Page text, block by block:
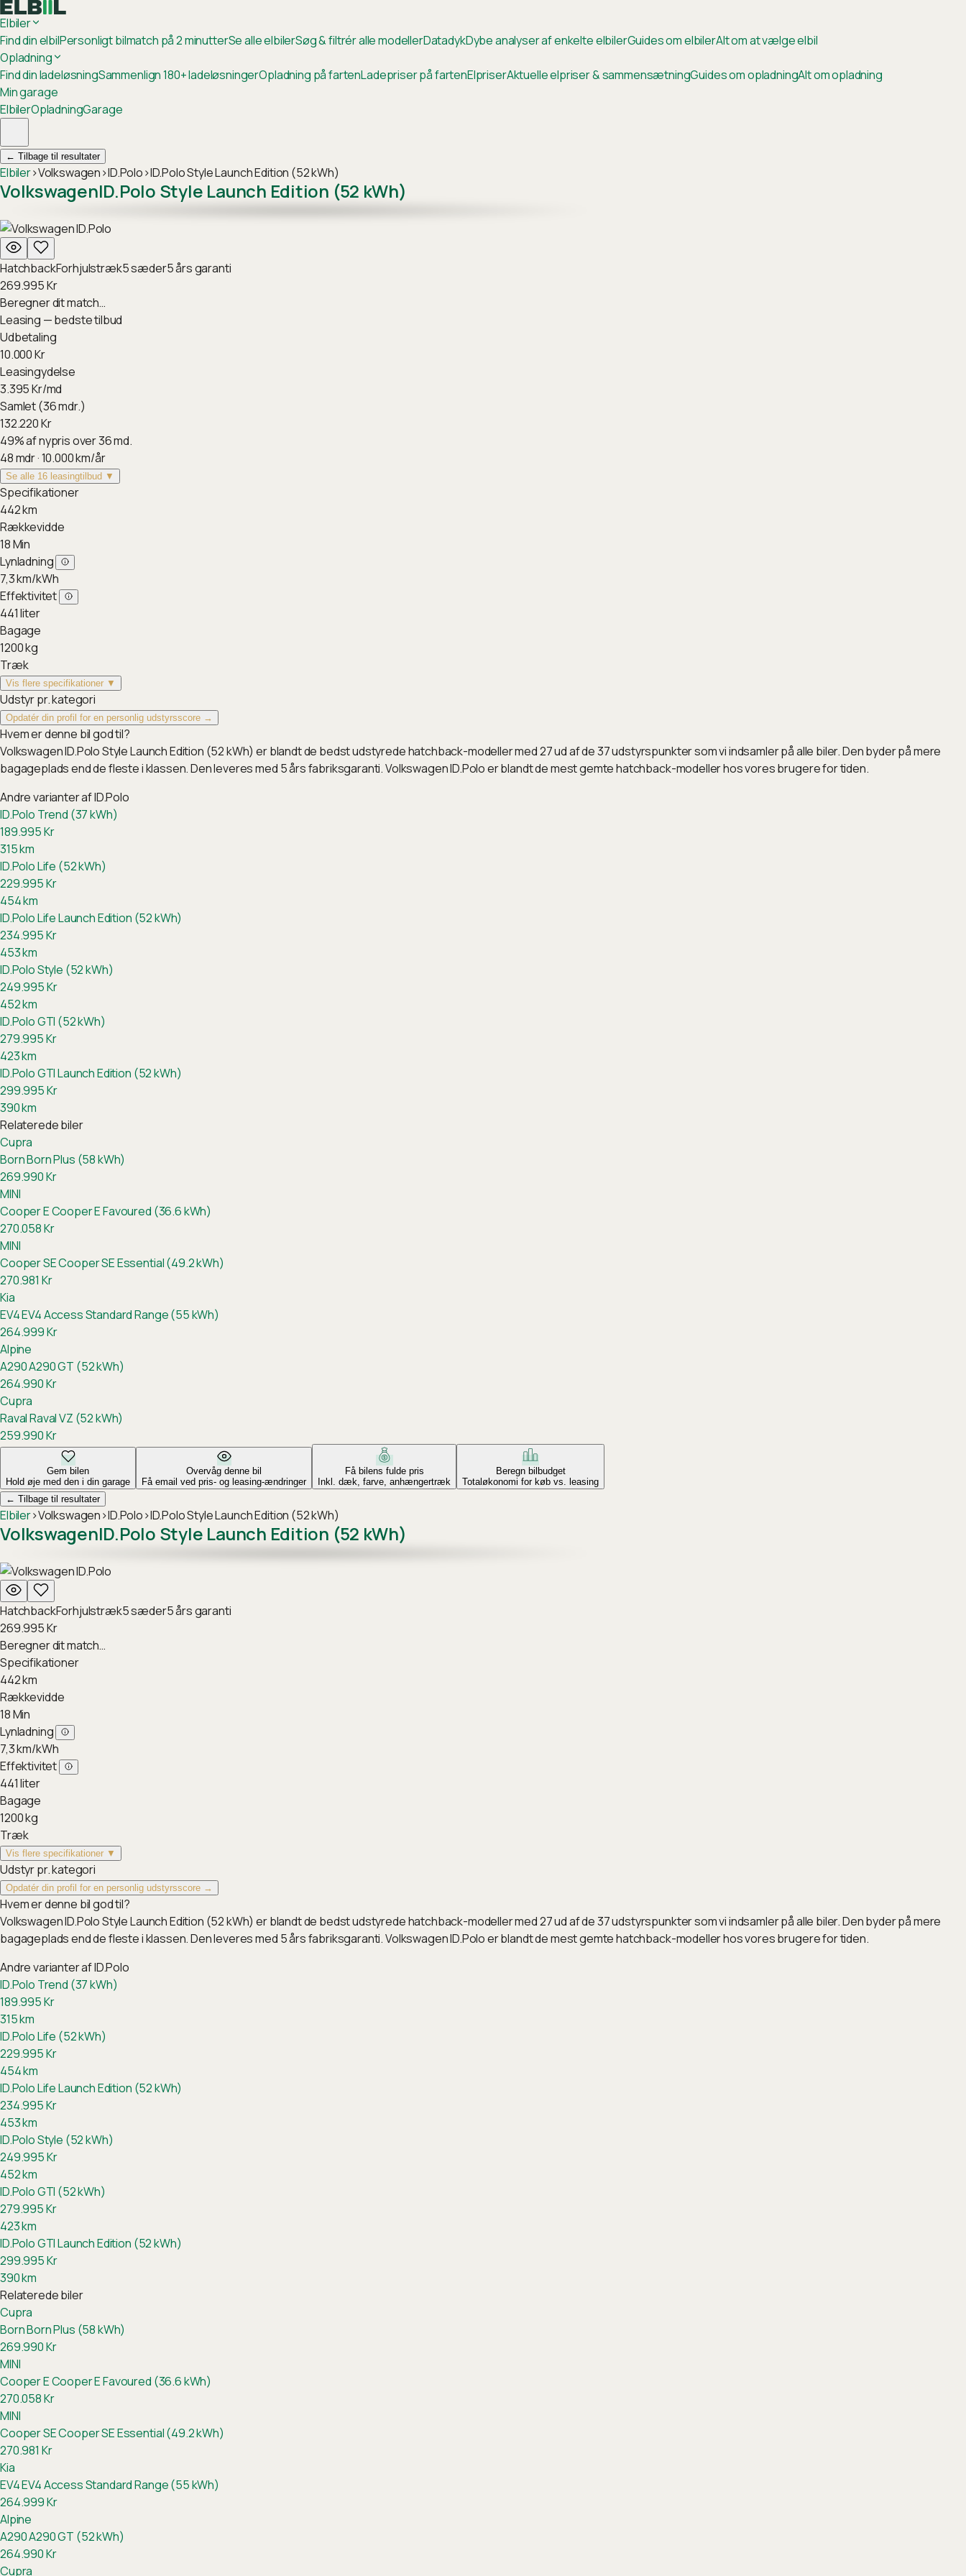
Elbiler
Find din elbilPersonligt bilmatch på 2 minutterSe alle elbilerSøg & filtrér alle modellerDatadykDybe analyser af enkelte elbilerGuides om elbilerAlt om at vælge elbil
Opladning
Find din ladeløsningSammenlign 180+ ladeløsningerOpladning på fartenLadepriser på fartenElpriserAktuelle elpriser & sammensætningGuides om opladningAlt om opladning
Min garage
ElbilerOpladningGarage
← Tilbage til resultater
Elbiler›Volkswagen›ID.Polo›ID.Polo Style Launch Edition (52 kWh)
VolkswagenID.Polo Style Launch Edition (52 kWh)
HatchbackForhjulstræk5sæder5års garanti
269.995Kr
Beregner dit match…
Leasing — bedste tilbud
Udbetaling
10.000Kr
Leasingydelse
3.395Kr/md
Samlet (36 mdr.)
132.220Kr
49%af nypris over 36 md.
48mdr ·10.000km/år
Se alle 16 leasingtilbud ▼
Specifikationer
442km
Rækkevidde
18Min
Lynladning
7,3km/kWh
Effektivitet
441liter
Bagage
1200kg
Træk
Vis flere specifikationer ▼
Udstyr pr. kategori
Opdatér din profil for en personlig udstyrsscore →
Hvem er denne bil god til?
Volkswagen ID.Polo Style Launch Edition (52 kWh) er blandt de bedst udstyrede hatchback-modeller med 27 ud af de 37 udstyrspunkter som vi indsamler på alle biler. Den byder på mere
bagageplads end de fleste i klassen. Den leveres med 5 års fabriksgaranti. Volkswagen ID.Polo er blandt de mest gemte hatchback-modeller hos vores brugere for tiden.
Andre varianter afID.Polo
ID.Polo Trend (37 kWh)
189.995Kr
315km
ID.Polo Life (52 kWh)
229.995Kr
454km
ID.Polo Life Launch Edition (52 kWh)
234.995Kr
453km
ID.Polo Style (52 kWh)
249.995Kr
452km
ID.Polo GTI (52 kWh)
279.995Kr
423km
ID.Polo GTI Launch Edition (52 kWh)
299.995Kr
390km
Relaterede biler
Cupra
BornBorn Plus (58 kWh)
269.990Kr
MINI
Cooper ECooper E Favoured (36.6 kWh)
270.058Kr
MINI
Cooper SECooper SE Essential (49.2 kWh)
270.981 Kr
Kia
EV4EV4 Access Standard Range (55 kWh)
264.999Kr
Alpine
A290A290 GT (52 kWh)
264.990Kr
Cupra
RavalRaval VZ (52 kWh)
259.990Kr
Gem bilen
Hold øje med den i din garage
Overvåg denne bil
Få email ved pris- og leasing-ændringer
Få bilens fulde pris
Inkl. dæk, farve, anhængertræk
Beregn bilbudget
Totaløkonomi for køb vs. leasing
← Tilbage til resultater
Elbiler›Volkswagen›ID.Polo›ID.Polo Style Launch Edition (52 kWh)
VolkswagenID.Polo Style Launch Edition (52 kWh)
HatchbackForhjulstræk5sæder5års garanti
269.995Kr
Beregner dit match…
Specifikationer
442km
Rækkevidde
18Min
Lynladning
7,3km/kWh
Effektivitet
441liter
Bagage
1200kg
Træk
Vis flere specifikationer ▼
Udstyr pr. kategori
Opdatér din profil for en personlig udstyrsscore →
Hvem er denne bil god til?
Volkswagen ID.Polo Style Launch Edition (52 kWh) er blandt de bedst udstyrede hatchback-modeller med 27 ud af de 37 udstyrspunkter som vi indsamler på alle biler. Den byder på mere
bagageplads end de fleste i klassen. Den leveres med 5 års fabriksgaranti. Volkswagen ID.Polo er blandt de mest gemte hatchback-modeller hos vores brugere for tiden.
Andre varianter afID.Polo
ID.Polo Trend (37 kWh)
189.995Kr
315km
ID.Polo Life (52 kWh)
229.995Kr
454km
ID.Polo Life Launch Edition (52 kWh)
234.995Kr
453km
ID.Polo Style (52 kWh)
249.995Kr
452km
ID.Polo GTI (52 kWh)
279.995Kr
423km
ID.Polo GTI Launch Edition (52 kWh)
299.995Kr
390km
Relaterede biler
Cupra
BornBorn Plus (58 kWh)
269.990Kr
MINI
Cooper ECooper E Favoured (36.6 kWh)
270.058Kr
MINI
Cooper SECooper SE Essential (49.2 kWh)
270.981 Kr
Kia
EV4EV4 Access Standard Range (55 kWh)
264.999Kr
Alpine
A290A290 GT (52 kWh)
264.990Kr
Cupra